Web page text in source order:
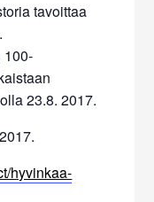
tavoittaa
100-
23.8. 2017.
hyvinkaa-